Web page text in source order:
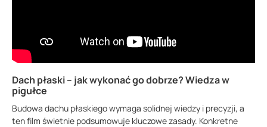
Dach płaski – jak wykonać go dobrze? Wiedza w
pigułce
Budowa dachu płaskiego wymaga solidnej wiedzy i precyzji, a
ten film świetnie podsumowuje kluczowe zasady. Konkretne